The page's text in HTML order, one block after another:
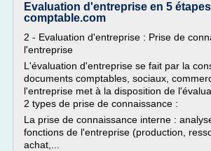
Evaluation d'entreprise en 5
comptable.com
2 - Evaluation d'entreprise : Prise de
l'entreprise
L'évaluation d'entreprise se fait par la
documents comptables, sociaux,
l'entreprise met à la disposition de
2 types de prise de connaissance :
La prise de connaissance interne :
fonctions de l'entreprise (production,
achat,...